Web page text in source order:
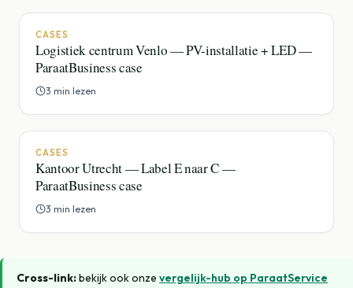
CASES
Logistiek centrum Venlo — PV-installatie + LED —
ParaatBusiness case
3 min lezen
CASES
Kantoor Utrecht — Label E naar C —
ParaatBusiness case
3 min lezen
Cross-link:bekijk ook onze vergelijk-hub op ParaatService